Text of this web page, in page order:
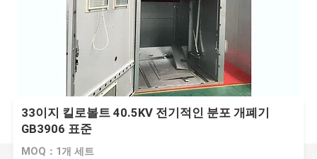
33이지 킬로볼트 40.5KV 전기적인 분포 개폐기
GB3906 표준
MOQ：1개 세트